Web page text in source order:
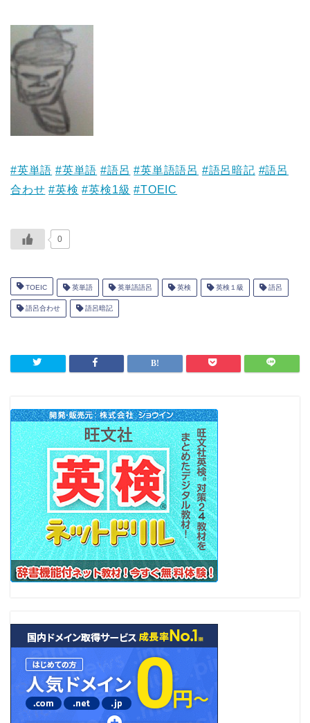
#英単語 #英単語 #語呂 #英単語語呂 #語呂暗記 #語呂
合わせ #英検 #英検1級 #TOEIC
0
TOEIC 英単語 英単語語呂 英検 英検１級 語呂
語呂合わせ 語呂暗記